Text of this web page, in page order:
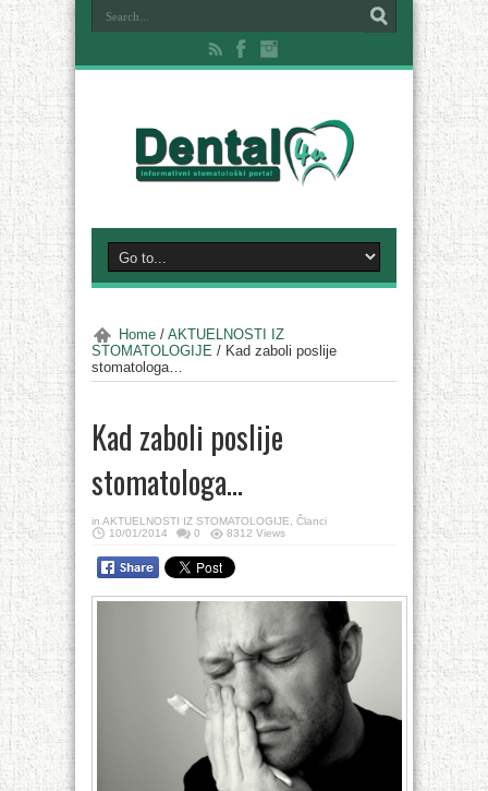
Home / AKTUELNOSTI IZ
STOMATOLOGIJE / Kad zaboli poslije
stomatologa…
Kad zaboli poslije
stomatologa…
in AKTUELNOSTI IZ STOMATOLOGIJE
Članci
10/01/2014
0 8312 Views